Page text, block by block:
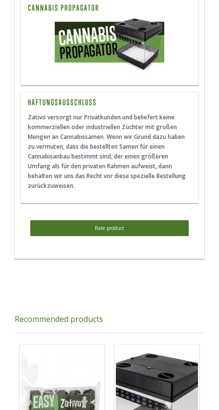
CANNABIS PROPAGATOR
HAFTUNGSAUSSCHLUSS
Zativo versorgt nur Privatkunden und beliefert keine
kommerziellen oder industriellen Züchter mit großen
Mengen an Cannabissamen. Wenn wir Grund dazu haben
zu vermuten, dass die bestellten Samen für einen
Cannabisanbau bestimmt sind, der einen größeren
Umfang als für den privaten Rahmen aufweist, dann
behalten wir uns das Recht vor diese spezielle Bestellung
zurückzuweisen.
Rate product
Recommended products